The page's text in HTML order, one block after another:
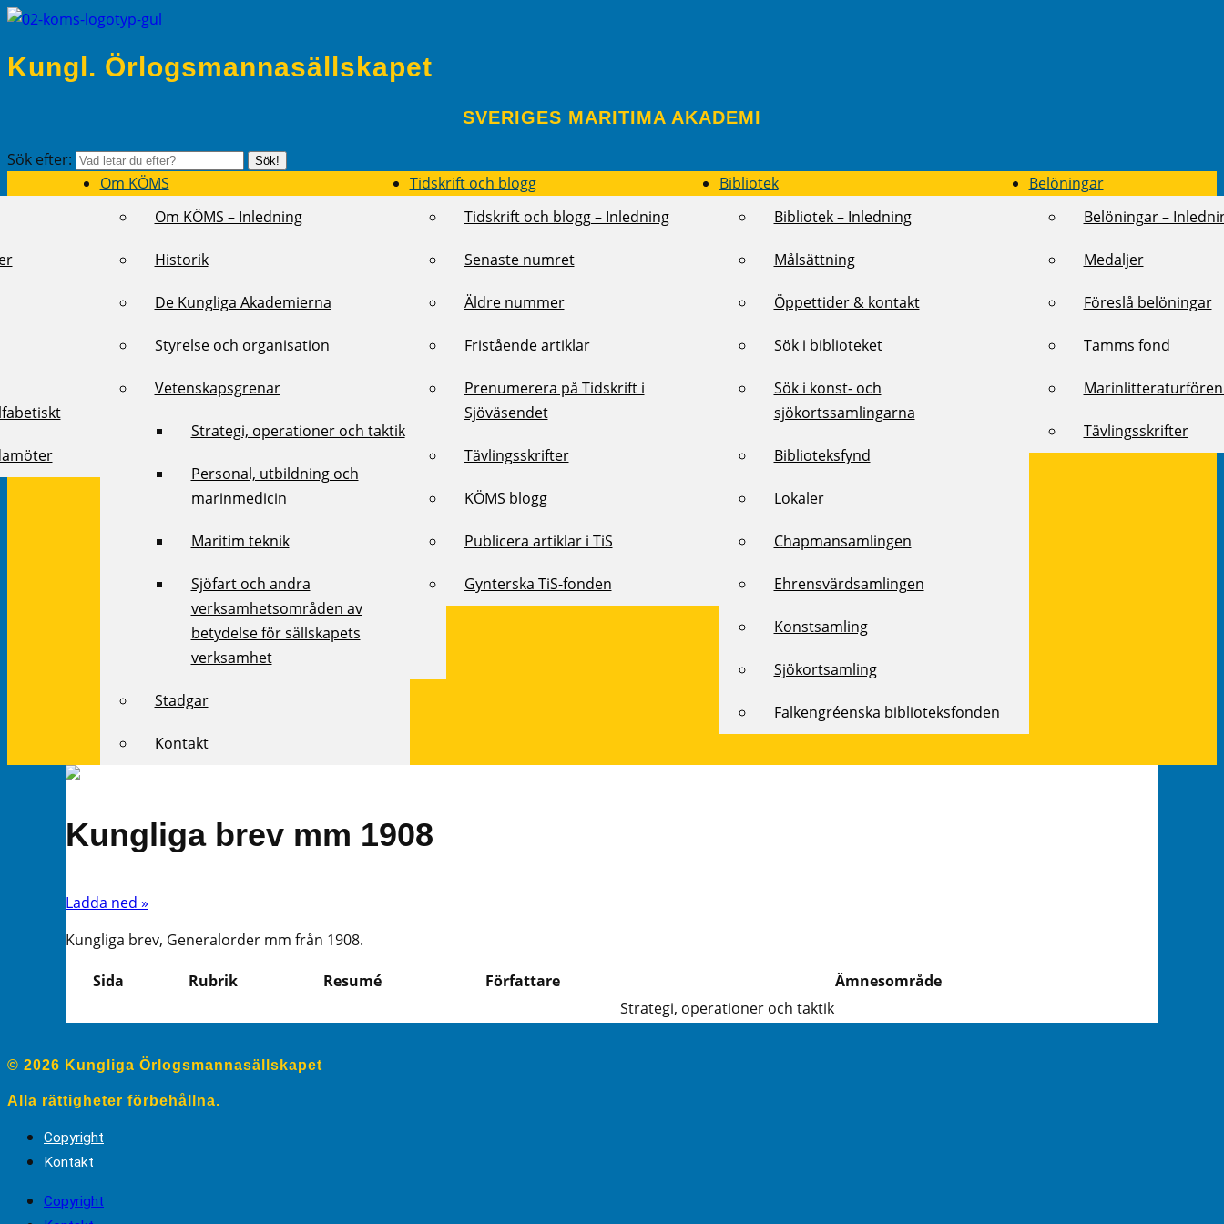
Kungl. Örlogsmannasällskapet
SVERIGES MARITIMA AKADEMI
Sök efter: Sök!
Om KÖMS
Om KÖMS – Inledning
Historik
De Kungliga Akademierna
Styrelse och organisation
Vetenskapsgrenar
Strategi, operationer och taktik
Personal, utbildning och
marinmedicin
Maritim teknik
Sjöfart och andra
verksamhetsområden av
betydelse för sällskapets
verksamhet
Stadgar
Kontakt
Tidskrift och blogg
Tidskrift och blogg – Inledning
Senaste numret
Äldre nummer
Fristående artiklar
Prenumerera på Tidskrift i
Sjöväsendet
Tävlingsskrifter
KÖMS blogg
Publicera artiklar i TiS
Gynterska TiS-fonden
Bibliotek
Bibliotek – Inledning
Målsättning
Öppettider & kontakt
Sök i biblioteket
Sök i konst- och
sjökortssamlingarna
Biblioteksfynd
Lokaler
Chapmansamlingen
Ehrensvärdsamlingen
Konstsamling
Sjökortsamling
Falkengréenska biblioteksfonden
Belöningar
Belöningar –
Medaljer
Föreslå belöningar
Tamms fond
Tävlingsskrifter
Kungliga brev mm 1908
Ladda ned »
Kungliga brev, Generalorder mm från 1908.
Sida Rubrik Resumé Författare
Ämnesområde
Strategi, operationer och taktik
© 2026 Kungliga Örlogsmannasällskapet
Alla rättigheter förbehållna.
Copyright
Kontakt
Copyright